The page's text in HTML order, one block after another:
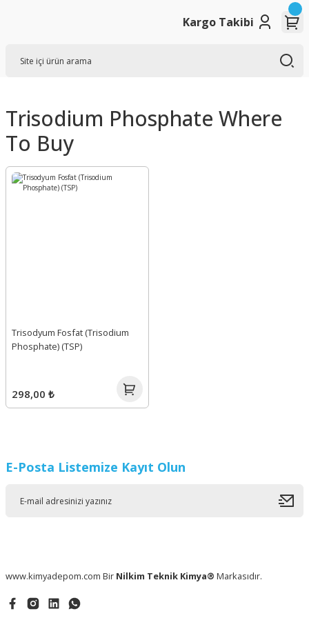
Kargo Takibi
Trisodium Phosphate Where
To Buy
Trisodyum Fosfat (Trisodium
Phosphate) (TSP)
298,00 ₺
E-Posta Listemize Kayıt Olun
www.kimyadepom.com Bir Nilkim Teknik Kimya® Markasıdır.